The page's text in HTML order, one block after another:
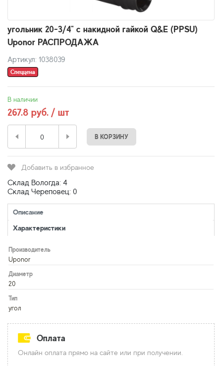
угольник 20-3/4" с накидной гайкой Q&E (PPSU)
Uponor РАСПРОДАЖА
Артикул: 1038039
Спеццена
В наличии
267.8 руб. / шт
В КОРЗИНУ
Добавить в избранное
Склад Вологда: 4
Склад Череповец: 0
Описание
Характеристики
Производитель
Uponor
Диаметр
20
Тип
угол
Оплата
Онлайн оплата прямо на сайте или при получении.